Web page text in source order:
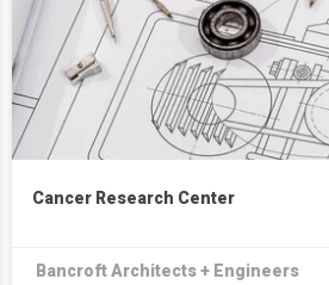
Cancer Research Center
Bancroft Architects + Engineers